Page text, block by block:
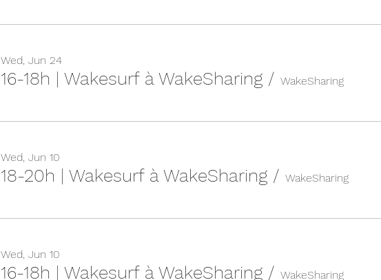
Wed, Jun 24
16-18h | Wakesurf à WakeSharing / WakeSharing
Wed, Jun 10
18-20h | Wakesurf à WakeSharing / WakeSharing
Wed, Jun 10
16-18h | Wakesurf à WakeSharing / WakeSharing